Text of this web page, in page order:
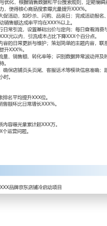
牌公司，团队规模约XXX人，
产品线覆盖XXX等多个品类，
常信息维护与优化，根据销售
建立商品信息自查流程，确保
台的日常及大促活动，如秒杀
存协调；跟踪活动数据并输出
推广工具进行日常引流，设置
分点。